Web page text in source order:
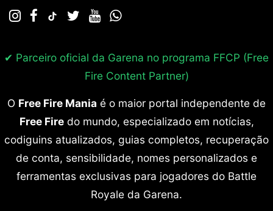
✔ Parceiro oficial da Garena no programa FFCP (Free
Fire Content Partner)
O Free Fire Mania é o maior portal independente de
Free Firedo mundo, especializado em notícias,
codiguins atualizados, guias completos, recuperação
de conta, sensibilidade, nomes personalizados e
ferramentas exclusivas para jogadores do Battle
Royale da Garena.